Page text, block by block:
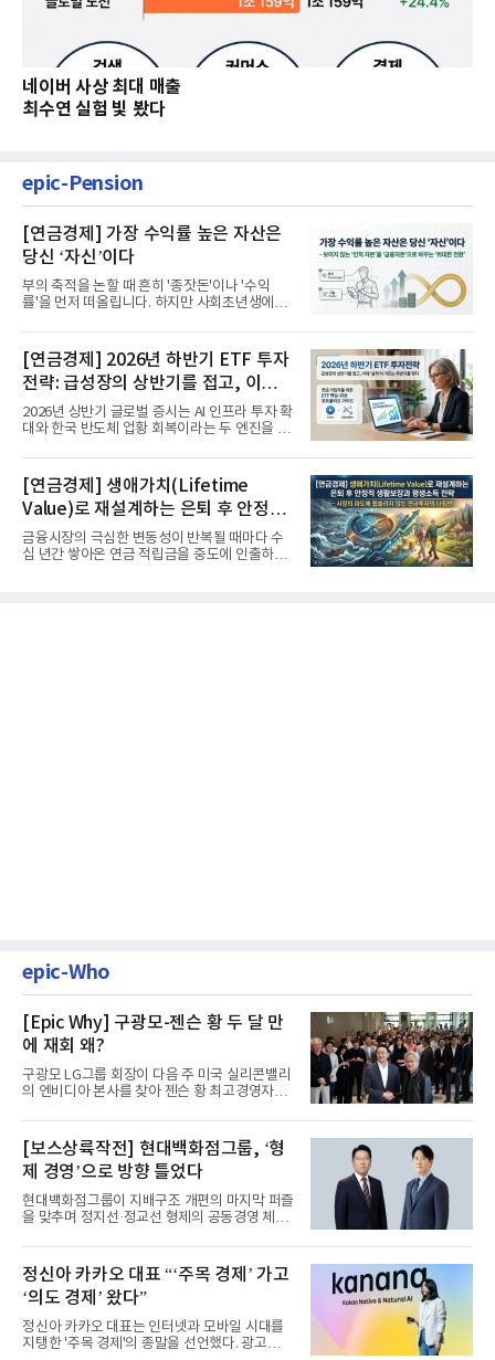
네이버 사상 최대 매출
최수연 실험 빛 봤다
epic-Pension
[연금경제] 가장 수익률 높은 자산은
당신 ‘자신’이다
부의 축적을 논할 때 흔히 '종잣돈'이나 '수익
률'을 먼저 떠올립니다. 하지만 사회초년생에게
[연금경제] 2026년 하반기 ETF 투자
전략: 급성장의 상반기를 접고, 이제
'실적'이 가르는 하반기를 맞다
2026년 상반기 글로벌 증시는 AI 인프라 투자 확
대와 한국 반도체 업황 회복이라는 두 엔진을 달
[연금경제] 생애가치(Lifetime
Value)로 재설계하는 은퇴 후 안정적
생활보장과 평생소득 전략
금융시장의 극심한 변동성이 반복될 때마다 수
십 년간 쌓아온 연금 적립금을 중도에 인출하거
epic-Who
[Epic Why] 구광모-젠슨 황 두 달 만
에 재회 왜?
구광모 LG그룹 회장이 다음 주 미국 실리콘밸리
의 엔비디아 본사를 찾아 젠슨 황 최고경영자
[보스상륙작전] 현대백화점그룹, ‘형
제 경영’으로 방향 틀었다
현대백화점그룹이 지배구조 개편의 마지막 퍼즐
을 맞추며 정지선·정교선 형제의 공동경영 체제
정신아 카카오 대표 “‘주목 경제’ 가고
‘의도 경제’ 왔다”
정신아 카카오 대표는 인터넷과 모바일 시대를
지탱한 '주목 경제'의 종말을 선언했다. 광고를